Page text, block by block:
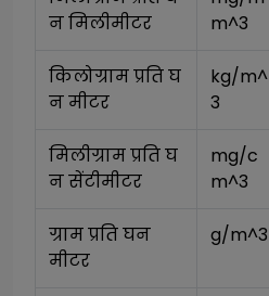
न मिलीमीटर
m^3
किलोग्राम प्रति घ
न मीटर
kg/m^
3
मिलीग्राम प्रति घ
न सेंटीमीटर
mg/c
m^3
ग्राम प्रति घन
मीटर
g/m^3